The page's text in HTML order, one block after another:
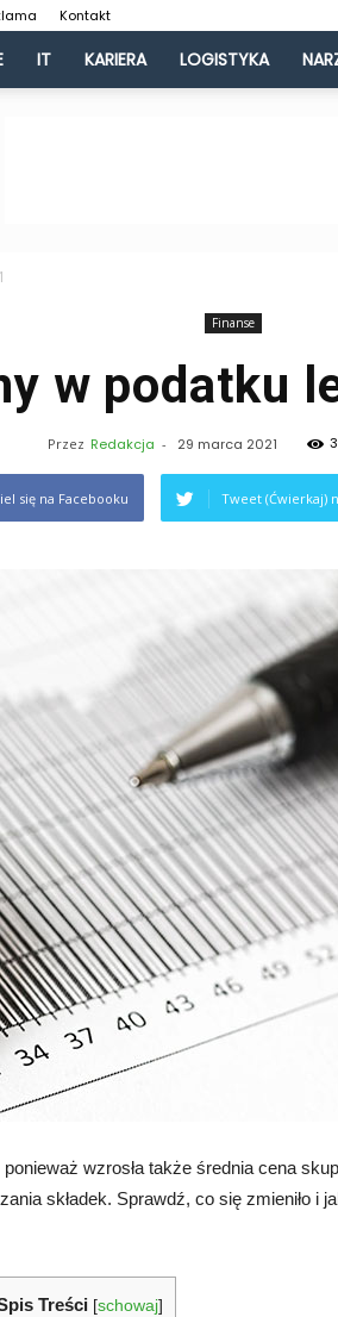
Kontakt
IT KARIERA LOGISTYKA
Finanse
w podatku
Przez Redakcja - 29 marca 2021
się na Facebooku Tweet (Ćwierkaj)
wzrosła także średnia cena
składek. Sprawdź, co się zmieniło i
Treści [schowaj]